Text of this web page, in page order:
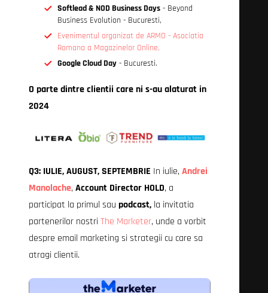
Softlead & NOD Business Days - Beyond
Business Evolution - Bucuresti,
Evenimentul organizat de ARMO - Asociatia
Romana a Magazinelor Online,
Google Cloud Day - Bucuresti.
O parte dintre clientii care ni s-au alaturat in
2024
Q3: IULIE, AUGUST, SEPTEMBRIE In iulie, Andrei
Manolache, Account Director HOLD, a
participat la primul sau podcast, la invitatia
partenerilor nostri The Marketer, unde a vorbit
despre email marketing si strategii cu care sa
atragi clientii.